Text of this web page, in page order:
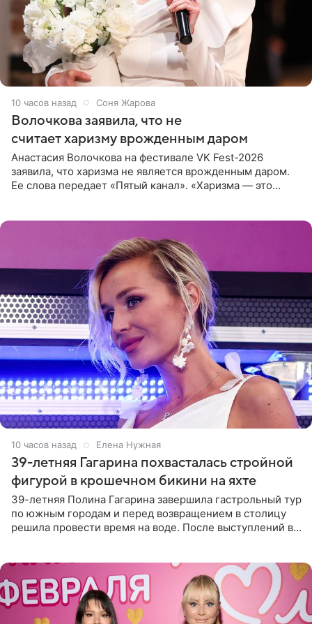
10 часов назад Соня Жарова
Волочкова заявила, что не
считает харизму врожденным даром
Анастасия Волочкова на фестивале VK Fest-2026
заявила, что харизма не является врожденным даром.
Ее слова передает «Пятый канал». «Харизма — это
10 часов назад Елена Нужная
39-летняя Гагарина похвасталась стройной
фигурой в крошечном бикини на яхте
39-летняя Полина Гагарина завершила гастрольный тур
по южным городам и перед возвращением в столицу
решила провести время на воде. После выступлений в